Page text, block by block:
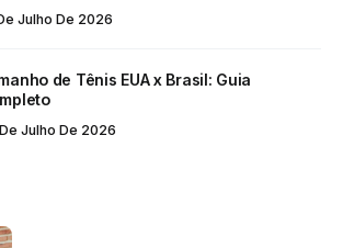
Julho De 2026
de Tênis EUA x Brasil: Guia
Julho De 2026